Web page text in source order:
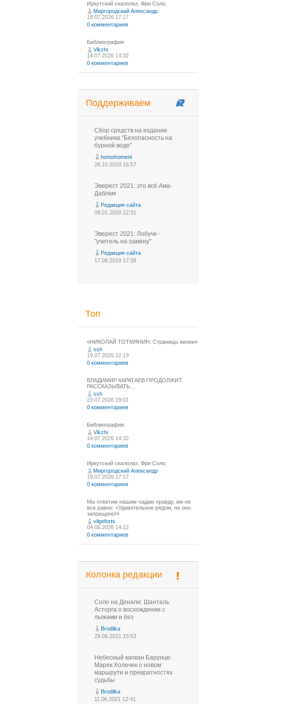
Иркутский скалолаз. Фри Соло.
Миргородский Александр
19.07.2026 17:17
0 комментариев
Библиография
Vikzhi
14.07.2026 14:32
0 комментариев
Поддерживаем
Сбор средств на издание
учебника "Безопасность на
бурной воде"
homohomeni
26.10.2020 16:57
Эверест 2021: это всё Ама-
Даблам
Редакция сайта
09.01.2020 12:31
Эверест 2021: Лобуче -
"учитель на замену"
Редакция сайта
17.06.2019 17:38
Топ
«НИКОЛАЙ ТОТМЯНИН. Страницы жизни»
ssh
19.07.2026 22:19
0 комментариев
ВЛАДИМИР КАРАТАЕВ ПРОДОЛЖИТ
РАССКАЗЫВАТЬ…
ssh
23.07.2026 19:01
0 комментариев
Библиография
Vikzhi
14.07.2026 14:32
0 комментариев
Иркутский скалолаз. Фри Соло.
Миргородский Александр
19.07.2026 17:17
0 комментариев
Мы ответим нашим чадам правду, им не
все равно: «Удивительное рядом, но оно
запрещено!»
vilgeforts
04.08.2026 14:12
0 комментариев
Колонка редакции
Соло на Денали: Шанталь
Асторга о восхождении с
лыжами и без
Brodilka
29.06.2021 15:53
Небесный капкан Барунце:
Марек Холечек о новом
маршруте и превратностях
судьбы
Brodilka
11.06.2021 12:41